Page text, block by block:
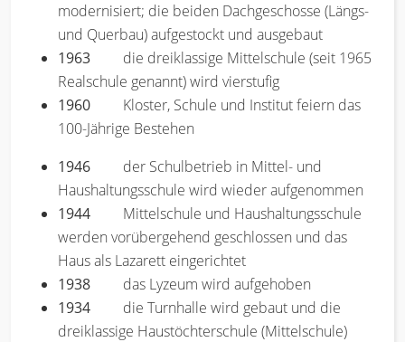
modernisiert; die beiden Dachgeschosse (Längs-
und Querbau) aufgestockt und ausgebaut
1963 die dreiklassige Mittelschule (seit 1965
Realschule genannt) wird vierstufig
1960 Kloster, Schule und Institut feiern das
100-Jährige Bestehen
1946 der Schulbetrieb in Mittel- und
Haushaltungsschule wird wieder aufgenommen
1944 Mittelschule und Haushaltungsschule
werden vorübergehend geschlossen und das
Haus als Lazarett eingerichtet
1938 das Lyzeum wird aufgehoben
1934 die Turnhalle wird gebaut und die
dreiklassige Haustöchterschule (Mittelschule)